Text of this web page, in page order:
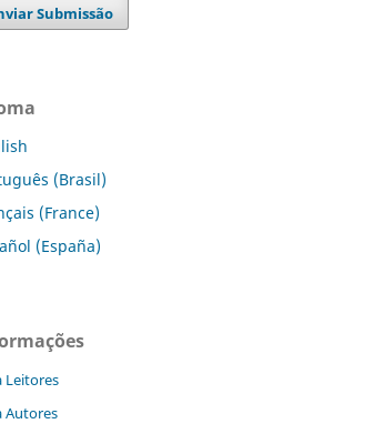
Submissão
(Brasil)
(France)
(España)
Leitores
Autores